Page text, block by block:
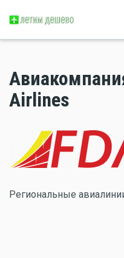
Airlines
Региональные